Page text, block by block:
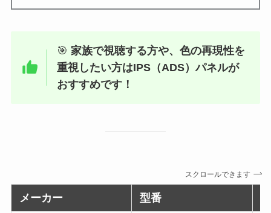
🎯家族で視聴する方や、色の再現性を
重視したい方はIPS（ADS）パネルが
おすすめです！
スクロールできます
メーカー 型番